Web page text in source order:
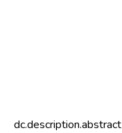
dc.description.abstract